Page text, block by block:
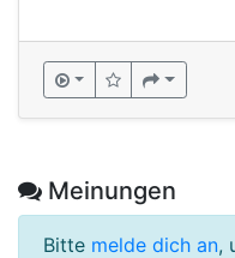
Meinungen
Bitte melde dich an,